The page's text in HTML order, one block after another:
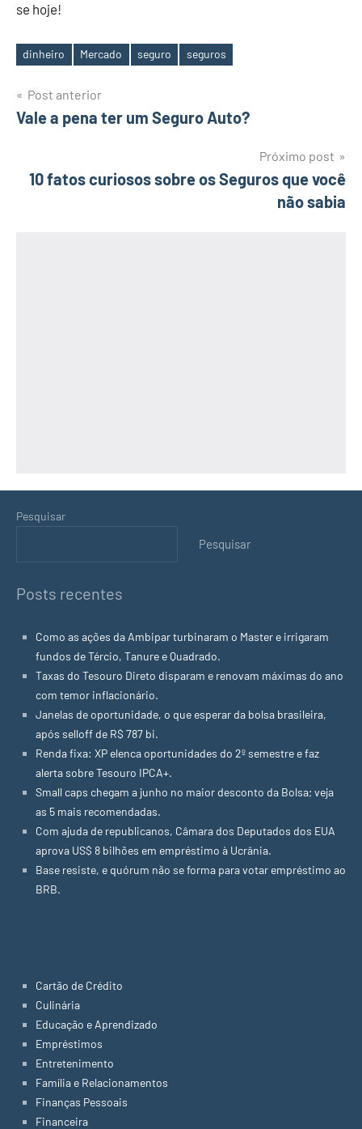
se hoje!
Tags
dinheiro Mercado seguro seguros
Navegação
de
Post anterior
Vale a pena ter um Seguro Auto?
Próximo post
10 fatos curiosos sobre os Seguros que você
não sabia
Pesquisar
Pesquisar
Posts recentes
Como as ações da Ambipar turbinaram o Master e irrigaram
fundos de Tércio, Tanure e Quadrado.
Taxas do Tesouro Direto disparam e renovam máximas do ano
com temor inflacionário.
Janelas de oportunidade, o que esperar da bolsa brasileira,
após selloff de R$ 787 bi.
Renda fixa: XP elenca oportunidades do 2º semestre e faz
alerta sobre Tesouro IPCA+.
Small caps chegam a junho no maior desconto da Bolsa; veja
as 5 mais recomendadas.
Com ajuda de republicanos, Câmara dos Deputados dos EUA
aprova US$ 8 bilhões em empréstimo à Ucrânia.
Base resiste, e quórum não se forma para votar empréstimo ao
BRB.
Cartão de Crédito
Culinária
Educação e Aprendizado
Empréstimos
Entretenimento
Família e Relacionamentos
Finanças Pessoais
Financeira